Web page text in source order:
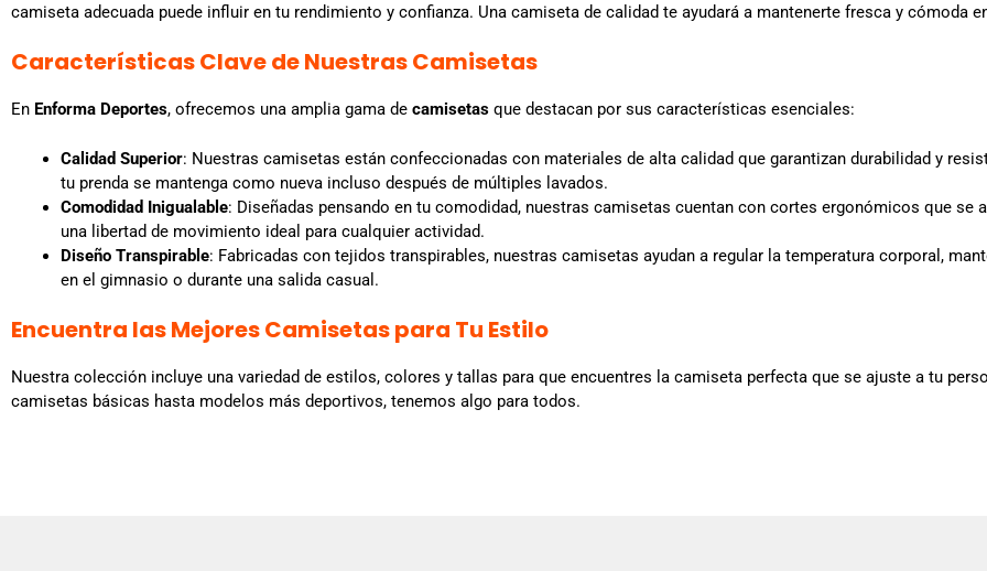
camiseta adecuada puede influir en tu rendimiento y confianza. Una camiseta de calidad te ayudará a mantenerte fresca y cómoda
Características Clave de Nuestras Camisetas
En Enforma Deportes, ofrecemos una amplia gama de camisetas que destacan por sus características esenciales:
Calidad Superior: Nuestras camisetas están confeccionadas con materiales de alta calidad que garantizan durabilidad y
tu prenda se mantenga como nueva incluso después de múltiples lavados.
Comodidad Inigualable: Diseñadas pensando en tu comodidad, nuestras camisetas cuentan con cortes ergonómicos que se
una libertad de movimiento ideal para cualquier actividad.
Diseño Transpirable: Fabricadas con tejidos transpirables, nuestras camisetas ayudan a regular la temperatura corporal,
en el gimnasio o durante una salida casual.
Encuentra las Mejores Camisetas para Tu Estilo
Nuestra colección incluye una variedad de estilos, colores y tallas para que encuentres la camiseta perfecta que se ajuste a tu
camisetas básicas hasta modelos más deportivos, tenemos algo para todos.